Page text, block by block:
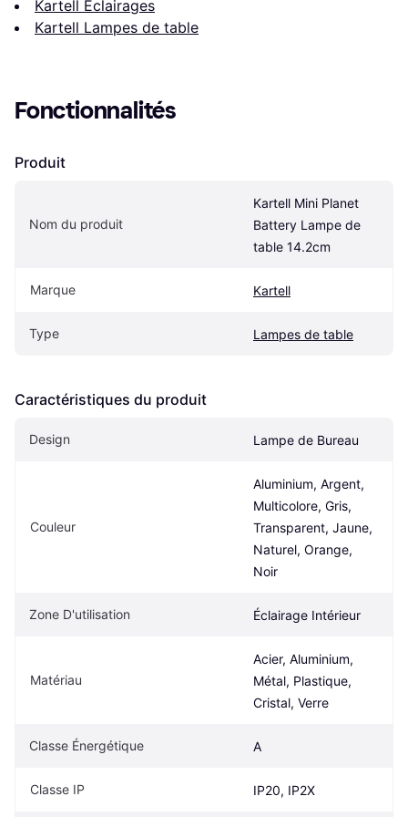
Kartell Éclairages
Kartell Lampes de table
Fonctionnalités
Produit
Nom du produit
Kartell Mini Planet
Battery Lampe de
table 14.2cm
Marque Kartell
Type Lampes de table
Caractéristiques du produit
Design Lampe de Bureau
Couleur
Aluminium, Argent,
Multicolore, Gris,
Transparent, Jaune,
Naturel, Orange,
Noir
Zone D'utilisation Éclairage Intérieur
Matériau
Acier, Aluminium,
Métal, Plastique,
Cristal, Verre
Classe Énergétique A
Classe IP IP20, IP2X